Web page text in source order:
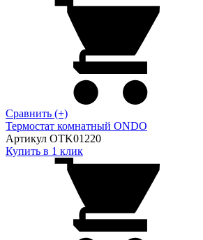
Сравнить (+)
Термостат комнатный ONDO
Артикул OTK01220
Купить в 1 клик